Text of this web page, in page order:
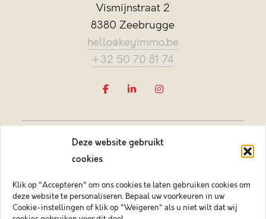
Deze website gebruikt
cookies
Klik op "Accepteren" om ons cookies te laten gebruiken cookies om
deze website te personaliseren. Bepaal uw voorkeuren in uw
Cookie-instellingen of klik op "Weigeren" als u niet wilt dat wij
Vismijnstraat 2
8380 Zeebrugge
hello@keyimmo.be
+32 50 70 81 74
Vastgoedmakelaar-bemiddelaar BIV België BIV 505084